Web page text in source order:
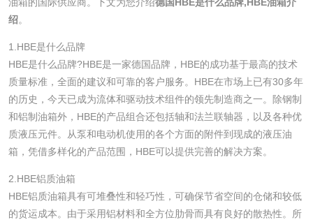
油箱的国际供应商。下文为您介绍德国HBE是什么品牌,HBE油箱介
绍。
1.HBE是什么品牌
HBE是什么品牌?HBE是一家德国品牌，HBE的成功基于最高的技术
质量标准，全面的建议和可靠的客户服务。HBE在市场上已有30多年
的历史，今天已成为流体和驱动技术组件的领先制造商之一。除钢制
和铝制油箱外，HBE的产品组合还包括轴和法兰联轴器，以及各种优
质液压元件。从泵和电动机使用的各个方面的附件到现成的液压油
箱，凭借多样化的产品范围，HBE可以提供完善的解决方案。
2.HBE铝质油箱
HBE铝质油箱具有可堆叠性和轻巧性，可确保节省空间的仓储和较低
的货运成本。由于采用铝材料和全方位肋骨而具有良好的散热性。所